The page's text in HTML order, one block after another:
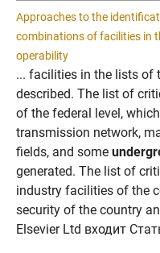
Approaches to the
combinations of facilities in
operability
... facilities in the lists of
described. The list of
of the federal level,
transmission network,
fields, and some
generated. The list of
industry facilities of the
security of the country
Elsevier Ltd входит